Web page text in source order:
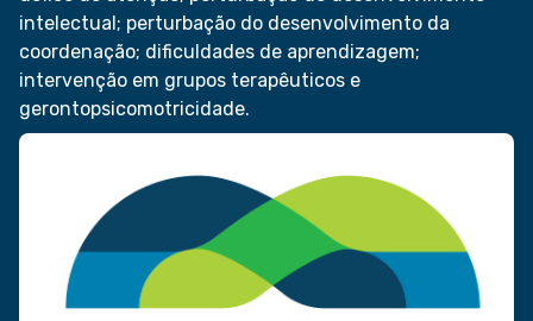
intelectual; perturbação do desenvolvimento da
coordenação; dificuldades de aprendizagem;
intervenção em grupos terapêuticos e
gerontopsicomotricidade.